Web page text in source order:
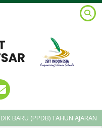
(PPDB) TAHUN AJARAN